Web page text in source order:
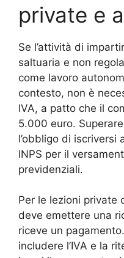
private e
Se l’attività di
saltuaria e non
come lavoro
contesto, non è
IVA, a patto che il
5.000 euro.
l’obbligo di iscriversi
INPS per il
previdenziali.
Per le lezioni private
deve emettere una
riceve un
includere l’IVA e la